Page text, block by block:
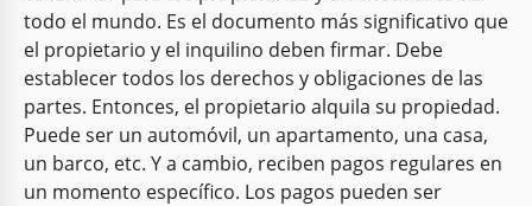
todo el mundo. Es el documento más significativo que
el propietario y el inquilino deben firmar. Debe
establecer todos los derechos y obligaciones de las
partes. Entonces, el propietario alquila su propiedad.
Puede ser un automóvil, un apartamento, una casa,
un barco, etc. Y a cambio, reciben pagos regulares en
un momento específico. Los pagos pueden ser